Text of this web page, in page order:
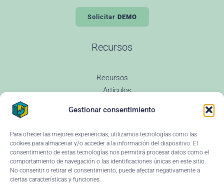
Gestionar consentimiento
Para ofrecer las mejores experiencias, utilizamos tecnologías como las
cookies para almacenar y/o acceder a la información del dispositivo. El
consentimiento de estas tecnologías nos permitirá procesar datos como el
comportamiento de navegación o las identificaciones únicas en este sitio.
No consentir o retirar el consentimiento, puede afectar negativamente a
ciertas características y funciones.
Solicitar DEMO
Recursos
Recursos
Artículos
Revenue Management
Glosario Revenue
Preguntas Frecuentes
Changelog
Instituciones educativas
Ayuda y soporte